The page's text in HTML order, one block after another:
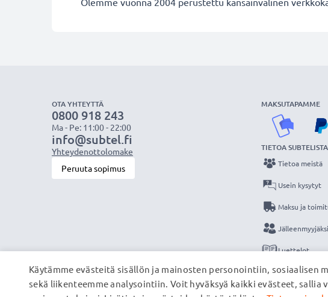
OTA YHTEYTTÄ
0800 918 243
Ma - Pe: 11:00 - 22:00
info@subtel.fi
Yhteydenottolomake
Peruuta sopimus
MAKSUTAPAMME
TIETOA SUBTELISTA
Tietoa meistä
Usein kysytyt
Maksu ja
Jälleenmyyjäksi
Luettelot
Yhteys
Käytämme evästeitä sisällön ja mainosten personointiin, sosiaalisen
sekä liikenteemme analysointiin. Voit hyväksyä kaikki evästeet,